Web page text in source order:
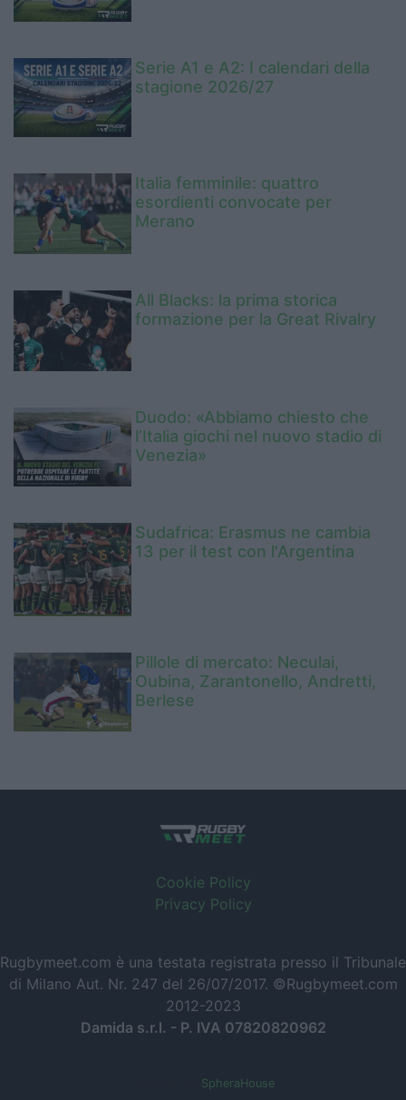
Serie A1 e A2: I calendari della
stagione 2026/27
Italia femminile: quattro
esordienti convocate per
Merano
All Blacks: la prima storica
formazione per la Great Rivalry
Duodo: «Abbiamo chiesto che
l’Italia giochi nel nuovo stadio di
Venezia»
Sudafrica: Erasmus ne cambia
13 per il test con l'Argentina
Pillole di mercato: Neculai,
Oubina, Zarantonello, Andretti,
Berlese
Cookie Policy
Privacy Policy
Rugbymeet.com è una testata registrata presso il Tribunale
di Milano Aut. Nr. 247 del 26/07/2017. ©Rugbymeet.com
2012-2023
Damida s.r.l. - P. IVA 07820820962
SpheraHouse